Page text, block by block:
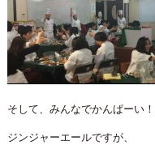
そして、みんなでかんぱーい！
ジンジャーエールですが、